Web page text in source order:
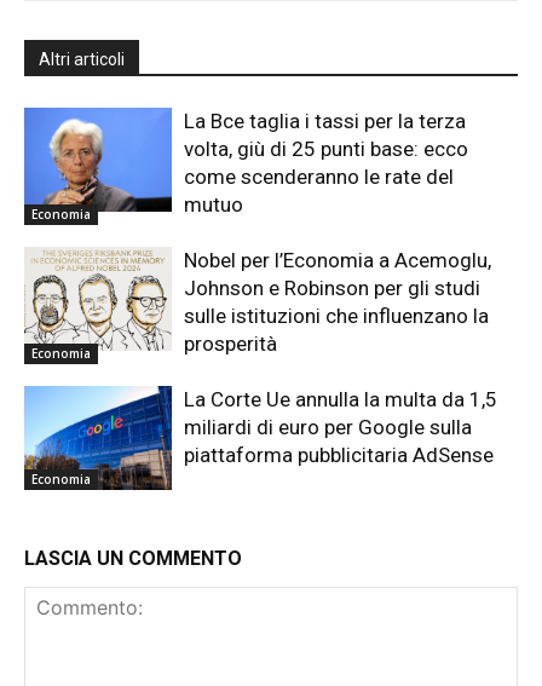
Altri articoli
Economia
La Bce taglia i tassi per la terza
volta, giù di 25 punti base: ecco
come scenderanno le rate del
mutuo
Economia
Nobel per l’Economia a Acemoglu,
Johnson e Robinson per gli studi
sulle istituzioni che influenzano la
prosperità
Economia
La Corte Ue annulla la multa da 1,5
miliardi di euro per Google sulla
piattaforma pubblicitaria AdSense
LASCIA UN COMMENTO